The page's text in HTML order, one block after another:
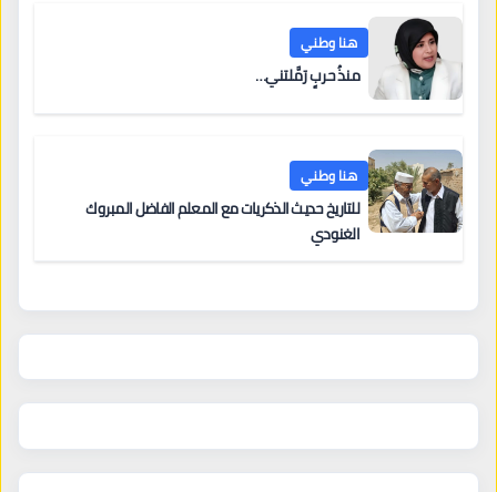
هنا وطني
منذُ حربٍ رَمَّلتني…
هنا وطني
للتاريخ حديث الذكريات مع المعلم الفاضل المبروك
الغنودي